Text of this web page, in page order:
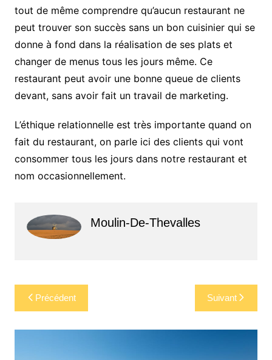
tout de même comprendre qu’aucun restaurant ne
peut trouver son succès sans un bon cuisinier qui se
donne à fond dans la réalisation de ses plats et
changer de menus tous les jours même. Ce
restaurant peut avoir une bonne queue de clients
devant, sans avoir fait un travail de marketing.
L’éthique relationnelle est très importante quand on
fait du restaurant, on parle ici des clients qui vont
consommer tous les jours dans notre restaurant et
nom occasionnellement.
Moulin-De-Thevalles
Navigation
de
l’article
Précédent Suivant